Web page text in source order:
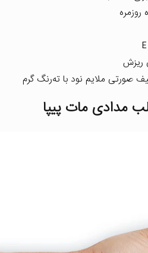
ریزش
مدادی مات پیپا